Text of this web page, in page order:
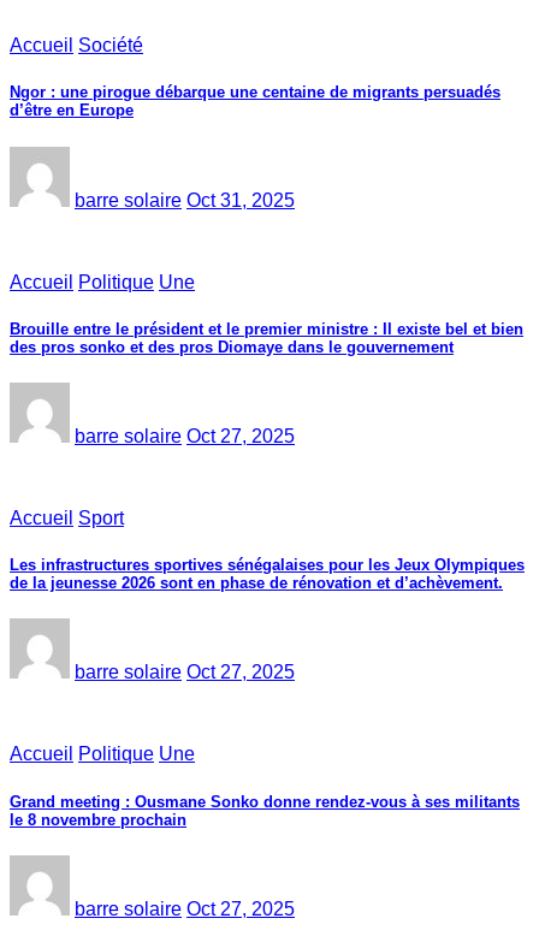
Accueil Société
Ngor : une pirogue débarque une centaine de migrants persuadés
d’être en Europe
barre solaire Oct 31, 2025
Accueil Politique Une
Brouille entre le président et le premier ministre : Il existe bel et bien
des pros sonko et des pros Diomaye dans le gouvernement
barre solaire Oct 27, 2025
Accueil Sport
Les infrastructures sportives sénégalaises pour les Jeux Olympiques
de la jeunesse 2026 sont en phase de rénovation et d’achèvement.
barre solaire Oct 27, 2025
Accueil Politique Une
Grand meeting : Ousmane Sonko donne rendez-vous à ses militants
le 8 novembre prochain
barre solaire Oct 27, 2025